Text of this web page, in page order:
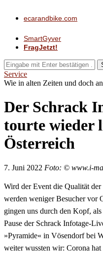
ecarandbike.com
SmartGyver
FragJetzt!
Service
Wie in alten Zeiten und doch
Der Schrack
tourte wieder
Österreich
7. Juni 2022 Foto: © www.i-
Wird der Event die Qualität der
werden weniger Besucher vor
gingen uns durch den Kopf,
Pause der Schrack Infotage-
»Pyramide« in Vösendorf bei
weiter wussten wir: Corona